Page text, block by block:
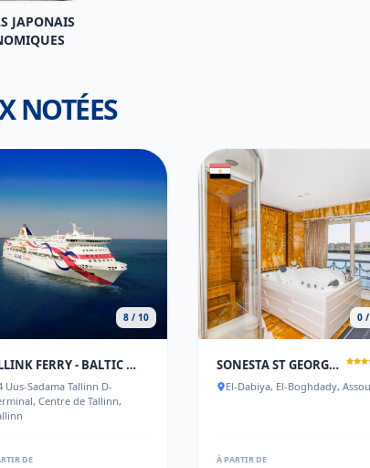
JAPONAIS
NOTÉES
8 / 10
TALLINK FERRY - BALTIC QUEEN TALLINN TO STOCKHOLM
Uus-Sadama Tallinn D-
Centre de Tallinn,
DE
0
SONESTA ST GEORGE NILE CRUISE - ASWAN TO LUXOR 3 NIGHTS FROM FRIDAY TO MONDAY
El-Dabiya, El-Boghdady,
À PARTIR DE